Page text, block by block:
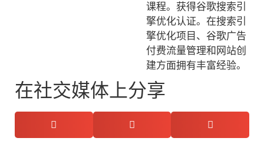
课程。获得谷歌搜索引
擎优化认证。在搜索引
擎优化项目、谷歌广告
付费流量管理和网站创
建方面拥有丰富经验。
在社交媒体上分享